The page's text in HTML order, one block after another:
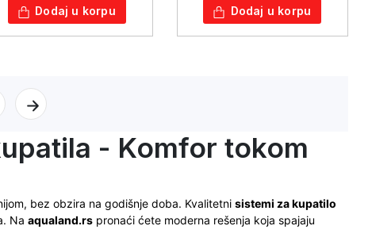
Dodaj u korpu Dodaj u korpu
- Komfor tokom
bez obzira na godišnje doba. Kvalitetni sistemi za kupatilo
Na aqualand.rspronaći ćete moderna rešenja koja spajaju